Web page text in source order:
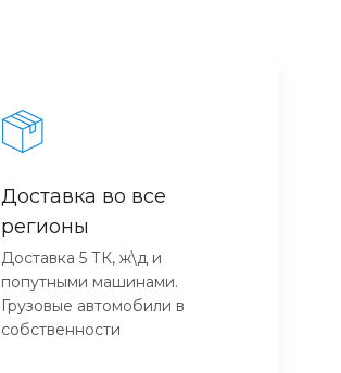
Доставка во все
регионы
Доставка 5 ТК, ж\д и
попутными машинами.
Грузовые автомобили в
собственности